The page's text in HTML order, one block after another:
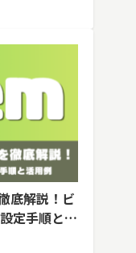
底解説！ビ
定手順と活